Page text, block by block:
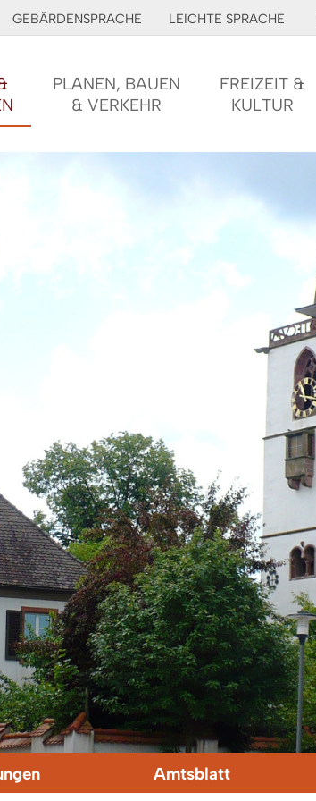
GEBÄRDENSPRACHE LEICHTE SPRACHE
PLANEN, BAUEN
& VERKEHR
FREIZEIT &
KULTUR
Amtsblatt